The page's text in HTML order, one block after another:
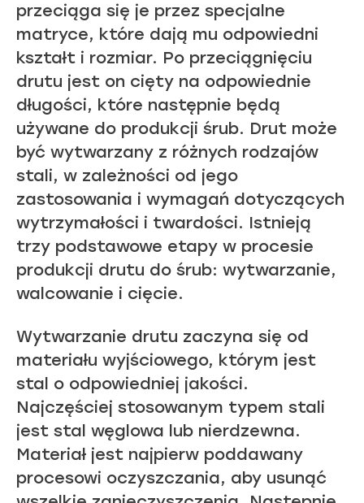
przeciąga się je przez specjalne
matryce, które dają mu odpowiedni
kształt i rozmiar. Po przeciągnięciu
drutu jest on cięty na odpowiednie
długości, które następnie będą
używane do produkcji śrub. Drut może
być wytwarzany z różnych rodzajów
stali, w zależności od jego
zastosowania i wymagań dotyczących
wytrzymałości i twardości. Istnieją
trzy podstawowe etapy w procesie
produkcji drutu do śrub: wytwarzanie,
walcowanie i cięcie.
Wytwarzanie drutu zaczyna się od
materiału wyjściowego, którym jest
stal o odpowiedniej jakości.
Najczęściej stosowanym typem stali
jest stal węglowa lub nierdzewna.
Materiał jest najpierw poddawany
procesowi oczyszczania, aby usunąć